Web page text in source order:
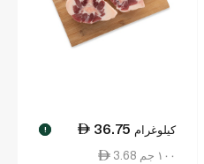
36.75 كيلوغرام !
3.68 ١٠٠ جم